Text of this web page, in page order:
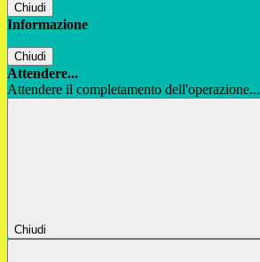
Chiudi
Informazione
Chiudi
Attendere...
Attendere il completamento dell'operazione...
Chiudi